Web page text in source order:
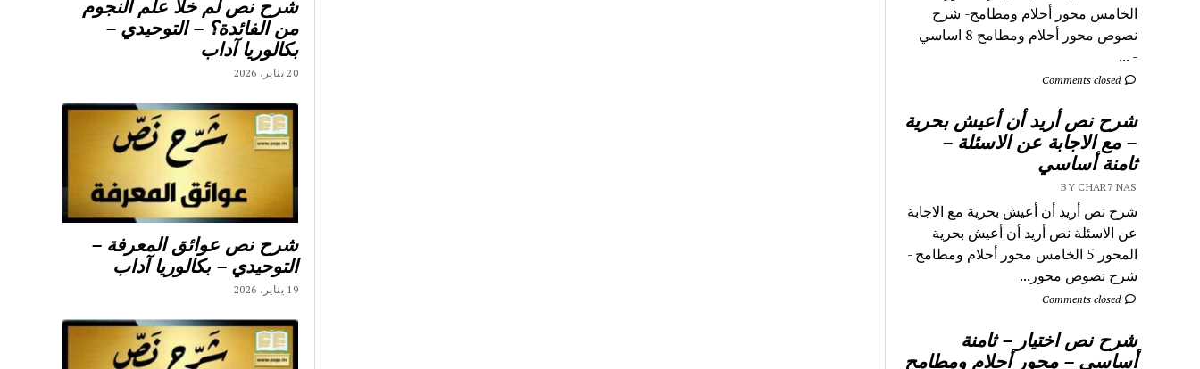
الخامس محور أحلام ومطامح- شرح
نصوص محور أحلام ومطامح 8 اساسي
- ...
Comments closed
شرح نص أريد أن أعيش بحرية
– مع الاجابة عن الاسئلة –
ثامنة أساسي
BY CHAR7 NAS
شرح نص أريد أن أعيش بحرية مع الاجابة
عن الاسئلة نص أريد أن أعيش بحرية
المحور 5 الخامس محور أحلام ومطامح -
شرح نصوص محور...
Comments closed
شرح نص اختيار – ثامنة
أساسي – محور أحلام ومطامح
شرح نص لم خلا علم النجوم
من الفائدة؟ – التوحيدي –
بكالوريا آداب
20 يناير، 2026
شرح نص عوائق المعرفة –
التوحيدي – بكالوريا آداب
19 يناير، 2026